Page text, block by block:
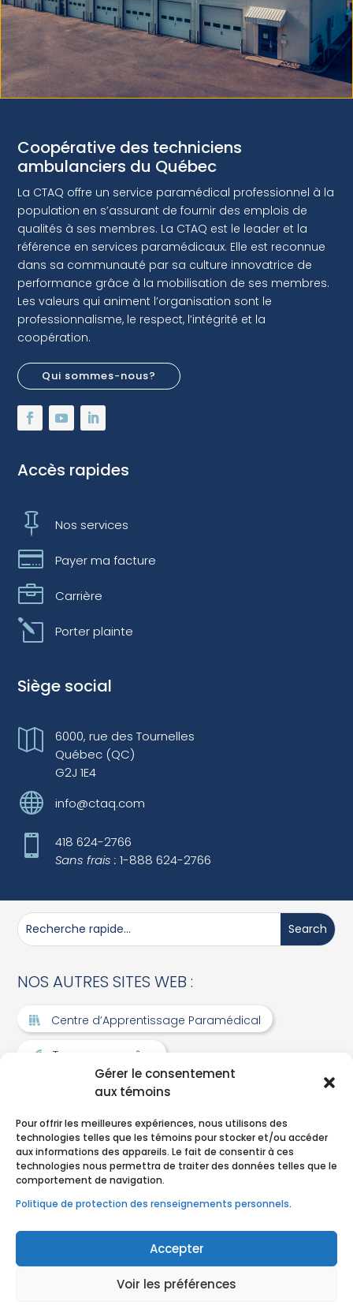
Gérer le consentement
aux témoins
Pour offrir les meilleures expériences, nous utilisons des
technologies telles que les témoins pour stocker et/ou accéder
aux informations des appareils. Le fait de consentir à ces
technologies nous permettra de traiter des données telles que le
comportement de navigation.
Politique de protection des renseignements personnels.
Accepter
Voir les préférences
Coopérative des techniciens
ambulanciers du Québec
La CTAQ offre un service paramédical professionnel à la
population en s’assurant de fournir des emplois de
qualités à ses membres. La CTAQ est le leader et la
référence en services paramédicaux. Elle est reconnue
dans sa communauté par sa culture innovatrice de
performance grâce à la mobilisation de ses membres.
Les valeurs qui animent l’organisation sont le
professionnalisme, le respect, l’intégrité et la
coopération.
Qui sommes-nous?
Accès rapides
 Nos services
 Payer ma facture
 Carrière
l Porter plainte
Siège social

6000, rue des Tournelles
Québec (QC)
G2J 1E4
 info@ctaq.com

418 624-2766
Sans frais : 1-888 624-2766
NOS AUTRES SITES WEB :
Centre d’Apprentissage Paramédical
Tous pour un rêve
Section membres
Chercher dans le site…
© CTAQ - Coopérative des techniciens ambulanciers du
Politique de protection des renseignements